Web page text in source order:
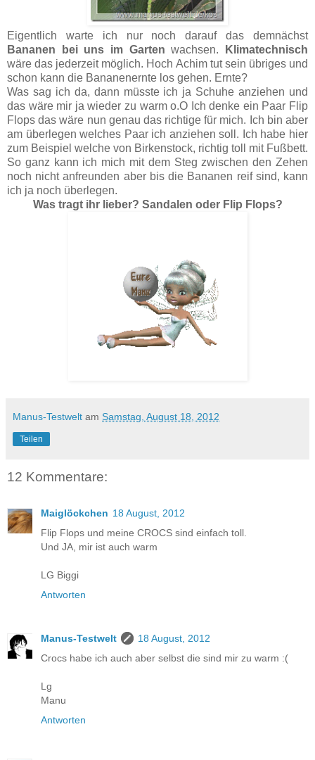
Eigentlich warte ich nur noch darauf das demnächst
Bananen bei uns im Garten wachsen.
Klimatechnisch
wäre das jederzeit möglich. Hoch Achim tut sein übriges und
schon kann die Bananenernte los gehen. Ernte?
Was sag ich da, dann müsste ich ja Schuhe anziehen und
das wäre mir ja wieder zu warm o.O Ich denke ein Paar Flip
Flops das wäre nun genau das richtige für mich. Ich bin aber
am überlegen welches Paar ich anziehen soll. Ich habe hier
zum Beispiel welche von Birkenstock, richtig toll mit Fußbett.
So ganz kann ich mich mit dem Steg zwischen den Zehen
noch nicht anfreunden aber bis die Bananen reif sind, kann
ich ja noch überlegen.
Was tragt ihr lieber? Sandalen oder Flip Flops?
Manus-Testwelt am Samstag, August 18, 2012
Teilen
12 Kommentare:
Maiglöckchen 18 August, 2012
Flip Flops und meine CROCS sind einfach toll.
Und JA, mir ist auch warm
LG Biggi
Antworten
Manus-Testwelt
18 August, 2012
Crocs habe ich auch aber selbst die sind mir zu warm :(
Lg
Manu
Antworten